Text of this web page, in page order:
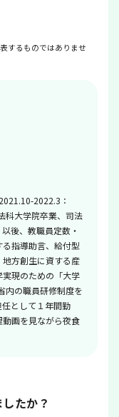
するものではありませ
2022.3：
科大学院卒業、司法
後、教職員定数・
指導助言、給付型
方創生に資する産
現のための「大学
内の職員研修制度を
として１年間勤
画を見ながら夜食
たか？